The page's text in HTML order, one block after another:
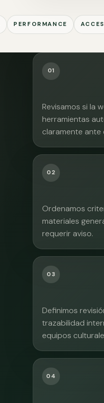
PERFORMANCE
01
Revisamos si la
herramientas
claramente ante
02
Ordenamos
materiales
requerir aviso.
03
Definimos
trazabilidad
equipos
04